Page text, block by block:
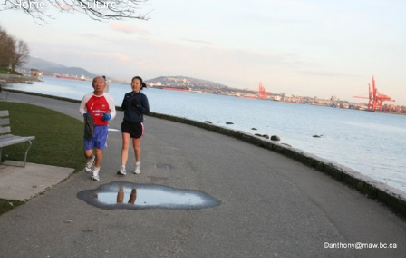
Home Culture